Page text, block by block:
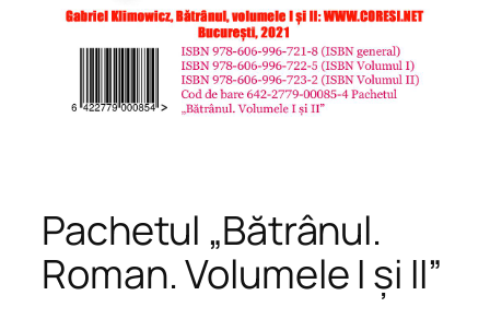
Pachetul „Bătrânul.
Roman. Volumele I și II”